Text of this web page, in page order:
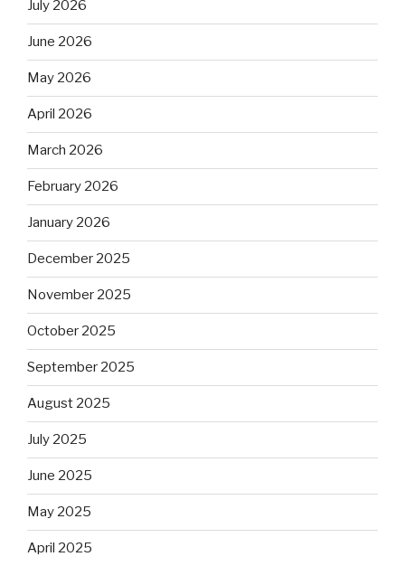
July 2026
June 2026
May 2026
April 2026
March 2026
February 2026
January 2026
December 2025
November 2025
October 2025
September 2025
August 2025
July 2025
June 2025
May 2025
April 2025